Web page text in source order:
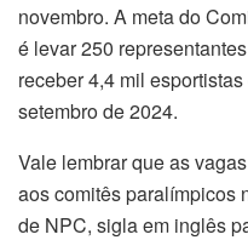
novembro. A meta do
é levar 250
receber 4,4 mil
setembro de 2024.
Vale lembrar que as
aos comitês paralímpicos
de NPC, sigla em inglês